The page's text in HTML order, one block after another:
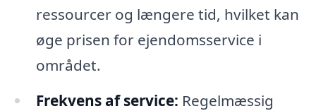
ressourcer og længere tid, hvilket kan
øge prisen for ejendomsservice i
området.
Frekvens af service: Regelmæssig